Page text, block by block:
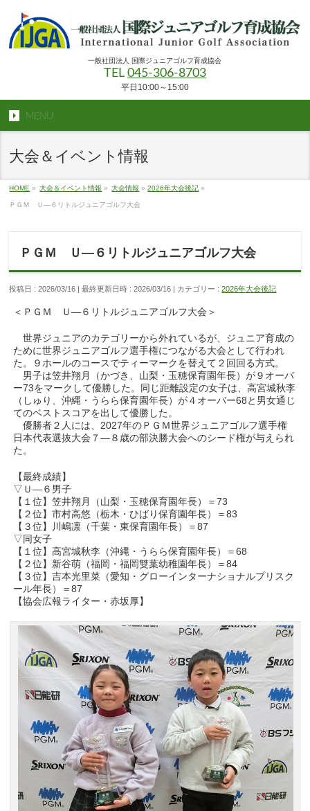
一般社団法人 国際ジュニアゴルフ育成協会
TEL 045-306-8703
平日10:00～15:00
MENU
大会＆イベント情報
HOME » 大会＆イベント情報 » 大会情報 »2026年大会後記 »
ＰＧＭ Ｕ―６リトルジュニアゴルフ大会
ＰＧＭ Ｕ―６リトルジュニアゴルフ大会
投稿日 : 2026/03/16 最終更新日時 : 2026/03/16 カテゴリー :2026年大会後記
＜ＰＧＭ Ｕ―６リトルジュニアゴルフ大会＞
世界ジュニアのカテゴリーから外れているが、ジュニア育成の
ために世界ジュニアゴルフ選手権につながる大会として行われ
た。９ホールのコースでティーマークを替えて２回回る方式。
男子は笠井翔月（かづき、山梨・玉穂保育園年長）が９オーバ
ー73をマークして優勝した。同じ距離設定の女子は、高宮城秋李
（しゅり、沖縄・うらら保育園年長）が４オーバー68と男女通じ
てのベストスコアを出して優勝した。
優勝者２人には、2027年のＰＧＭ世界ジュニアゴルフ選手権
日本代表選抜大会７―８歳の部決勝大会へのシード権が与えられ
た。
【最終成績】
▽Ｕ―６男子
【１位】笠井翔月（山梨・玉穂保育園年長）＝73
【２位】市村高悠（栃木・ひばり保育園年長）＝83
【３位】川嶋凛（千葉・東保育園年長）＝87
▽同女子
【１位】高宮城秋李（沖縄・うらら保育園年長）＝68
【２位】新谷萌（福岡・福岡雙葉幼稚園年長）＝84
【３位】吉本光里菜（愛知・グローインターナショナルプリスク
ール年長）＝87
【協会広報ライター・赤坂厚】